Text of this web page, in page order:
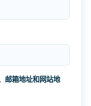
邮箱地址和网站地